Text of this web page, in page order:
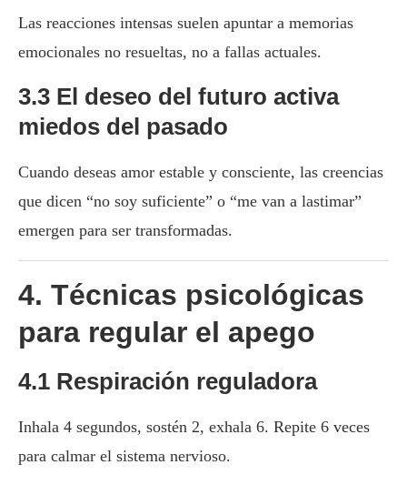
Las reacciones intensas suelen apuntar a memorias
emocionales no resueltas, no a fallas actuales.
3.3 El deseo del futuro activa
miedos del pasado
Cuando deseas amor estable y consciente, las creencias
que dicen “no soy suficiente” o “me van a lastimar”
emergen para ser transformadas.
4. Técnicas psicológicas
para regular el apego
4.1 Respiración reguladora
Inhala 4 segundos, sostén 2, exhala 6. Repite 6 veces
para calmar el sistema nervioso.